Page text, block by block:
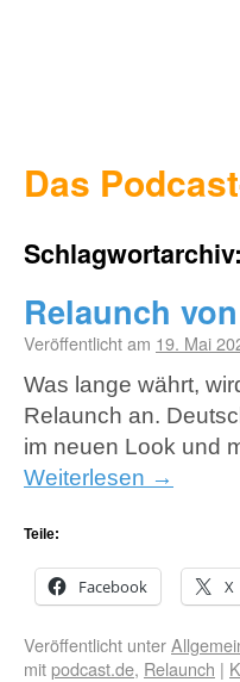
Das
Schlagwortarchiv:
Relaunch
Veröffentlicht am 19. Mai
Was lange währt,
Relaunch an.
im neuen Look und
Weiterlesen →
Teile:
Facebook X
Veröffentlicht unter
mitpodcast.de, Relaunch |